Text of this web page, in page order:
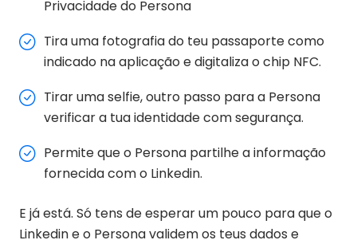
Privacidade do Persona
Tira uma fotografia do teu passaporte como
indicado na aplicação e digitaliza o chip NFC.
Tirar uma selfie, outro passo para a Persona
verificar a tua identidade com segurança.
Permite que o Persona partilhe a informação
fornecida com o Linkedin.
E já está. Só tens de esperar um pouco para que o
Linkedin e o Persona validem os teus dados e